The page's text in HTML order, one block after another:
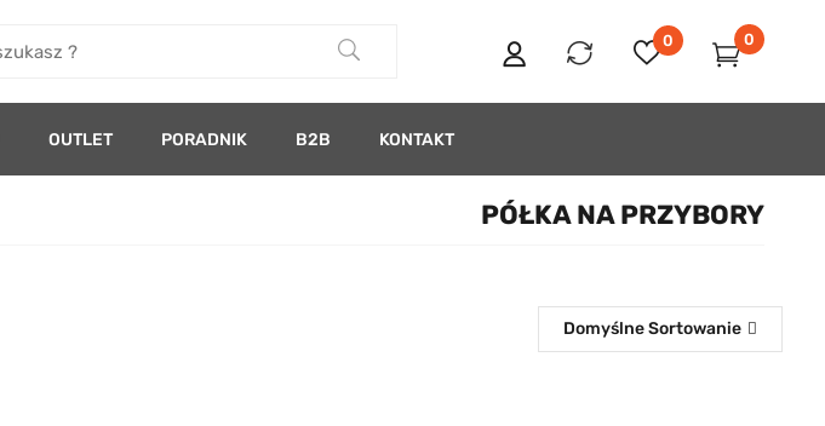
0 0
OUTLET PORADNIK B2B KONTAKT
PÓŁKA NA PRZYBORY
Domyślne Sortowanie